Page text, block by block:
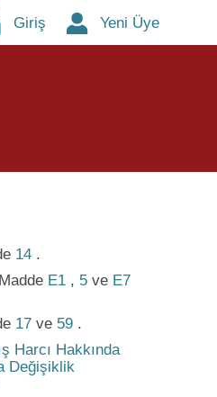
Giriş Yeni Üye
14 .
Madde E1 , 5 ve E7
17 ve 59 .
Harcı Hakkında
Değişiklik